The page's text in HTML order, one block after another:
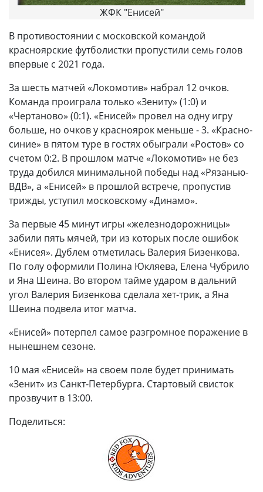
ЖФК "Енисей"
В противостоянии с московской командой
красноярские футболистки пропустили семь голов
впервые с 2021 года.
За шесть матчей «Локомотив» набрал 12 очков.
Команда проиграла только «Зениту» (1:0) и
«Чертаново» (0:1). «Енисей» провел на одну игру
больше, но очков у красноярок меньше - 3. «Красно-
синие» в пятом туре в гостях обыграли «Ростов» со
счетом 0:2. В прошлом матче «Локомотив» не без
труда добился минимальной победы над «Рязанью-
ВДВ», а «Енисей» в прошлой встрече, пропустив
трижды, уступил московскому «Динамо».
За первые 45 минут игры «железнодорожницы»
забили пять мячей, три из которых после ошибок
«Енисея». Дублем отметилась Валерия Бизенкова.
По голу оформили Полина Юкляева, Елена Чубрило
и Яна Шеина. Во втором тайме ударом в дальний
угол Валерия Бизенкова сделала хет-трик, а Яна
Шеина подвела итог матча.
«Енисей» потерпел самое разгромное поражение в
нынешнем сезоне.
10 мая «Енисей» на своем поле будет принимать
«Зенит» из Санкт-Петербурга. Стартовый свисток
прозвучит в 13:00.
Поделиться: